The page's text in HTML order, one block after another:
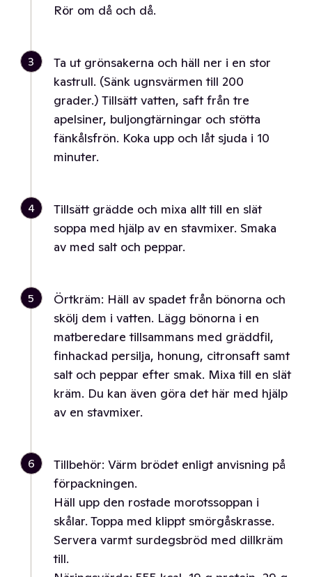
Rör om då och då.
3
Ta ut grönsakerna och häll ner i en stor
kastrull. (Sänk ugnsvärmen till 200
grader.) Tillsätt vatten, saft från tre
apelsiner, buljongtärningar och stötta
fänkålsfrön. Koka upp och låt sjuda i 10
minuter.
4
Tillsätt grädde och mixa allt till en slät
soppa med hjälp av en stavmixer. Smaka
av med salt och peppar.
5
Örtkräm: Häll av spadet från bönorna och
skölj dem i vatten. Lägg bönorna i en
matberedare tillsammans med gräddfil,
finhackad persilja, honung, citronsaft samt
salt och peppar efter smak. Mixa till en slät
kräm. Du kan även göra det här med hjälp
av en stavmixer.
6
Tillbehör: Värm brödet enligt anvisning på
förpackningen.
Häll upp den rostade morotssoppan i
skålar. Toppa med klippt smörgåskrasse.
Servera varmt surdegsbröd med dillkräm
till.